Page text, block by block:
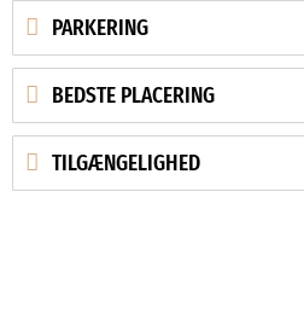
PARKERING
BEDSTE PLACERING
TILGÆNGELIGHED